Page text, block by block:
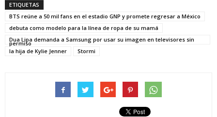
ETIQUETAS
BTS reúne a 50 mil fans en el estadio GNP y promete regresar a México
debuta como modelo para la línea de ropa de su mamá
Dua Lipa demanda a Samsung por usar su imagen en televisores sin
permiso
la hija de Kylie Jenner
Stormi